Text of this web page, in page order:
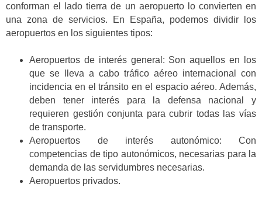
conforman el lado tierra de un aeropuerto lo convierten en
una zona de servicios. En España, podemos dividir los
aeropuertos en los siguientes tipos:
Aeropuertos de interés general: Son aquellos en los
que se lleva a cabo tráfico aéreo internacional con
incidencia en el tránsito en el espacio aéreo. Además,
deben tener interés para la defensa nacional y
requieren gestión conjunta para cubrir todas las vías
de transporte.
Aeropuertos de interés autonómico: Con
competencias de tipo autonómicos, necesarias para la
demanda de las servidumbres necesarias.
Aeropuertos privados.